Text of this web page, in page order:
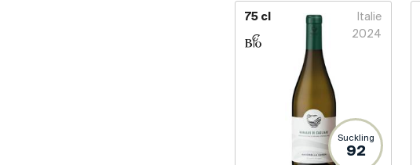
75 cl
Italie
2024
Suckling
92